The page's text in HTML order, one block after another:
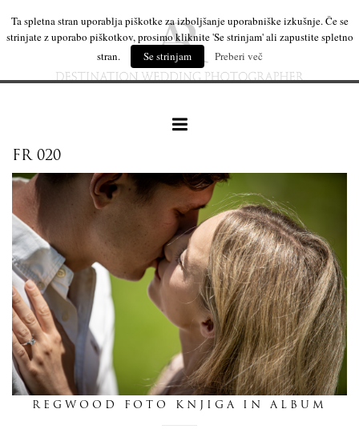
naše delo
leseni izdelki
dnevnik
FR 020
REGWOOD FOTO KNJIGA IN ALBUM
Ta spletna stran uporablja piškotke za izboljšanje uporabniške izkušnje. Če se
strinjate z uporabo piškotkov, prosimo kliknite 'Se strinjam' ali zapustite spletno
stran.
Se strinjam Preberi več